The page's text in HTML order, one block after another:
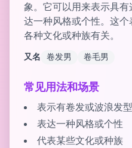
象。它可以用来表示具
达一种风格或个性。这
各种文化或种族有关。
又名 卷发男 卷毛男
常见用法和场景
表示有卷发或波浪发
表达一种风格或个性
代表某些文化或种族